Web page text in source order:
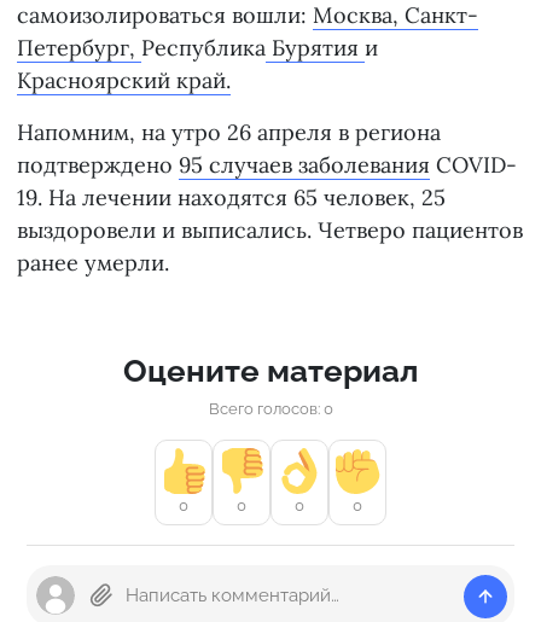
самоизолироваться вошли: Москва, Санкт-
Петербург, Республика Бурятия и
Красноярский край.
Напомним, на утро 26 апреля в региона
подтверждено 95 случаев заболевания COVID-
19. На лечении находятся 65 человек, 25
выздоровели и выписались. Четверо пациентов
ранее умерли.
Оцените материал
Всего голосов: 0
0 0 0 0